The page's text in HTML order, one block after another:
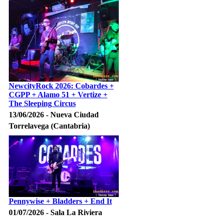
NewcityRock 2026: Cobardes +
CGPP + Alamo 51 + Vertize +
The Sleeping Circus
13/06/2026 - Nueva Ciudad
Torrelavega (Cantabria)
Pennywise + Bladders + End It
01/07/2026 - Sala La Riviera